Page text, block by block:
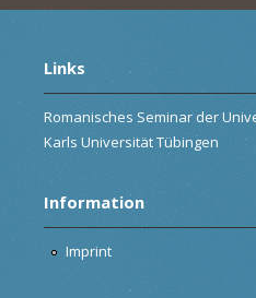
Links
Romanisches Seminar der
Karls Universität Tübingen
Information
Imprint